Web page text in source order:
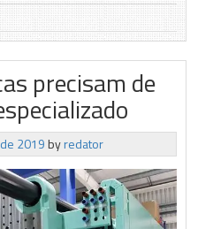
precisam de
2019byredator